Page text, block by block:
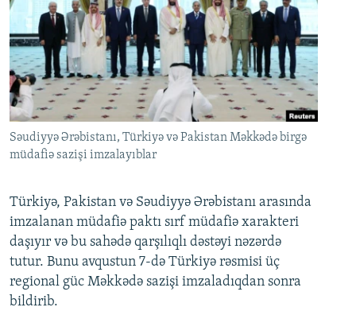
Səudiyyə Ərəbistanı, Türkiyə və Pakistan Məkkədə birgə
müdafiə sazişi imzalayıblar
Türkiyə, Pakistan və Səudiyyə Ərəbistanı arasında
imzalanan müdafiə paktı sırf müdafiə xarakteri
daşıyır və bu sahədə qarşılıqlı dəstəyi nəzərdə
tutur. Bunu avqustun 7-də Türkiyə rəsmisi üç
regional güc Məkkədə sazişi imzaladıqdan sonra
bildirib.